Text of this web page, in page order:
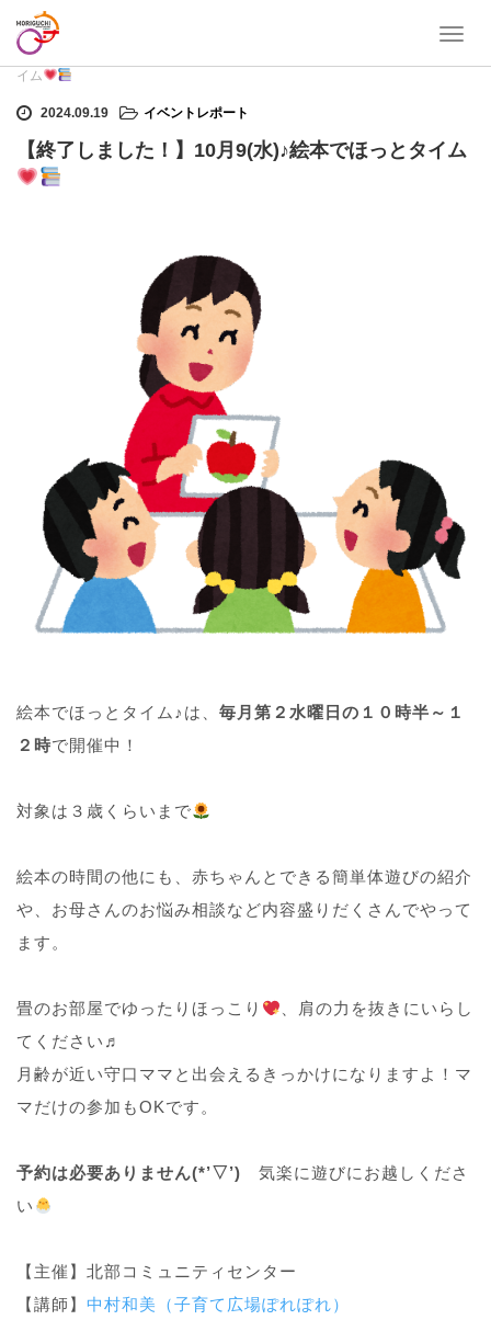
T
e
ホーム
イム
2024.09.19 イベントレポート
【終了しました！】10月9(水)♪絵本でほっとタイム
絵本でほっとタイム♪は、 毎月第２水曜日の１０時半～１
２時で開催中！
対象は３歳くらいまで
絵本の時間の他にも、赤ちゃんとできる簡単体遊びの紹介
や、お母さんのお悩み相談など内容盛りだくさんでやって
ます。
畳のお部屋でゆったりほっこり
、肩の力を抜きにいらし
てください♬
月齢が近い守口ママと出会えるきっかけになりますよ！マ
マだけの参加もOKです。
予約は必要ありません(*’▽’) 気楽に遊びにお越しくださ
い
【主催】北部コミュニティセンター
【講師】 中村和美（子育て広場ぽれぽれ）